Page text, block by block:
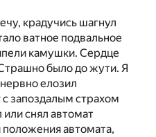
крадучись шагнул
ватное подвальное
камушки. Сердце
было до жути. Я
елозил
запоздалым страхом
снял автомат
автомата,